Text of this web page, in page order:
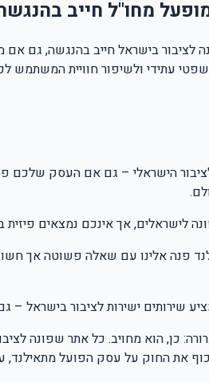
מחו"ל חייב
לציבור בישראל חייב בהנגשה, גם
עתידי ולשיפור חוויית המשתמש
הישראלי – גם אם העסק שלכם
לישראלים, אך אינכם נמצאים
פנה אלינו עם שאלה פשוטה אך
שירותים ישירות לציבור בישראל –
כן, הוא מחויב. כל אתר שפונה
את החוק על עסק הפועל